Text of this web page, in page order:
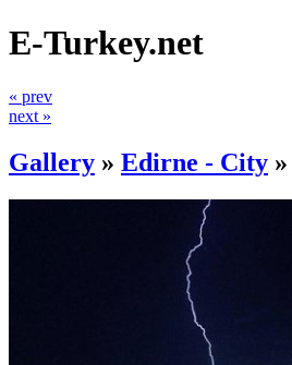
E-Turkey.net
« prev
next »
Gallery » Edirne - City »